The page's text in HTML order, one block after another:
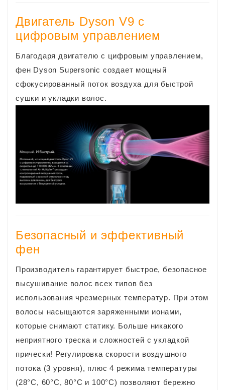
Двигатель Dyson V9 с
цифровым управлением
Благодаря двигателю с цифровым управлением,
фен Dyson Supersonic создает мощный
сфокусированный поток воздуха для быстрой
сушки и укладки волос.
Безопасный и эффективный
фен
Производитель гарантирует быстрое, безопасное
высушивание волос всех типов без
использования чрезмерных температур. При этом
волосы насыщаются заряженными ионами,
которые снимают статику. Больше никакого
неприятного треска и сложностей с укладкой
прически! Регулировка скорости воздушного
потока (3 уровня), плюс 4 режима температуры
(28°C, 60°C, 80°C и 100°C) позволяют бережно